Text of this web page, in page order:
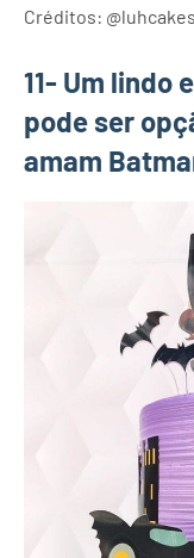
Créditos: @luhcakes
11- Um lindo
pode ser
amam